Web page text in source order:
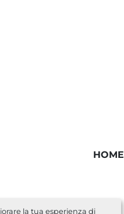
la tua esperienza di
HOME